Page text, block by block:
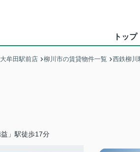
トップ
牟田駅前店 柳川市の賃貸物件一覧 西鉄柳川
」駅徒歩17分